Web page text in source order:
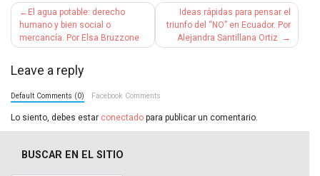
Navegación
de
entradas
El agua potable: derecho
humano y bien social o
mercancía. Por Elsa Bruzzone
Ideas rápidas para pensar el
triunfo del “NO” en Ecuador. Por
Alejandra Santillana Ortiz
Leave a reply
Default Comments (0) Facebook Comments
Lo siento, debes estar conectado para publicar un comentario.
BUSCAR EN EL SITIO